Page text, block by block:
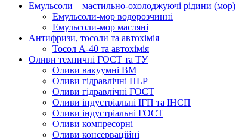
Емульсоли – мастильно-охолоджуючі рідини (мор)
Емульсоли-мор водорозчинні
Емульсоли-мор масляні
Антифризи, тосоли та автохімія
Тосол А-40 та автохімія
Оливи техничні ГОСТ та ТУ
Оливи вакуумні ВМ
Оливи гідравлічні HLP
Оливи гідравлічні ГОСТ
Оливи індустріальні ІГП та ІНСП
Оливи індустріальні ГОСТ
Оливи компресорні
Оливи консерваційні